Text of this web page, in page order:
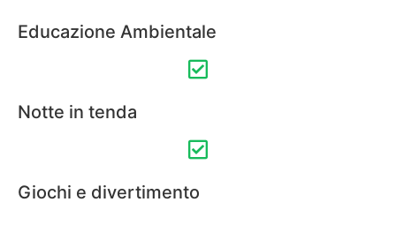
Educazione Ambientale
Notte in tenda
Giochi e divertimento